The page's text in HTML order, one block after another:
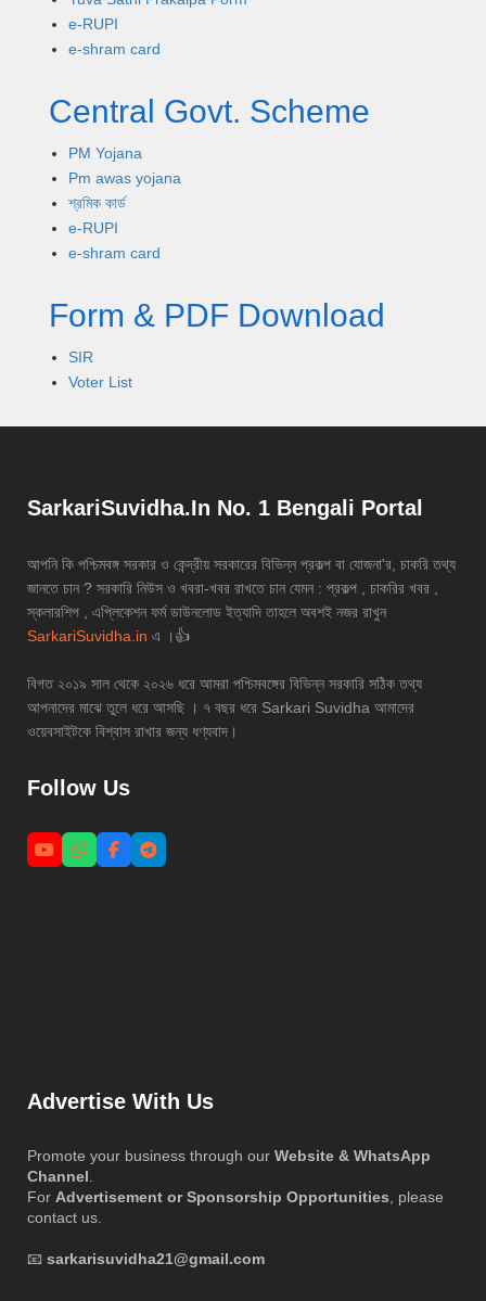
e-RUPI
e-shram card
Central Govt. Scheme
PM Yojana
Pm awas yojana
শ্রমিক কার্ড
e-RUPI
e-shram card
Form & PDF Download
SIR
Voter List
SarkariSuvidha.In No. 1 Bengali Portal
আপনি কি পশ্চিমবঙ্গ সরকার ও কেন্দ্রীয় সরকারের বিভিন্ন প্রকল্প বা যোজনা'র, চাকরি তথ্য
জানতে চান ? সরকারি নিউস ও খবরা-খবর রাখতে চান যেমন : প্রকল্প , চাকরির খবর ,
স্কলারশিপ , এপ্লিকেশন ফর্ম ডাউনলোড ইত্যাদি তাহলে অবশই নজর রাখুন
SarkariSuvidha.in এ ।👍
বিগত ২০১৯ সাল থেকে ২০২৬ ধরে আমরা পশ্চিমবঙ্গের বিভিন্ন সরকারি সঠিক তথ্য
আপনাদের মাঝে তুলে ধরে আসছি । ৭ বছর ধরে Sarkari Suvidha আমাদের
ওয়েবসাইটকে বিশ্বাস রাখার জন্য ধণ্যবাদ।
Follow Us
Advertise With Us
Promote your business through our Website & WhatsApp
Channel.
For Advertisement or Sponsorship Opportunities, please
contact us.
📧 sarkarisuvidha21@gmail.com